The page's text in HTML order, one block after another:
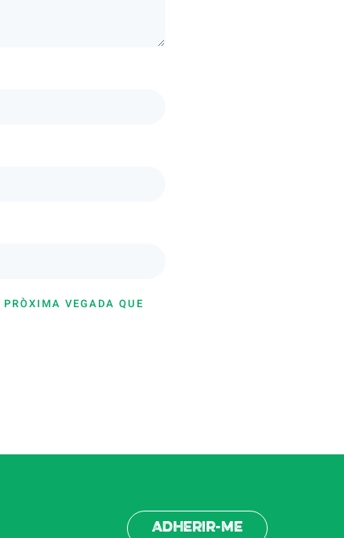
VEGADA QUE
Adherir-me